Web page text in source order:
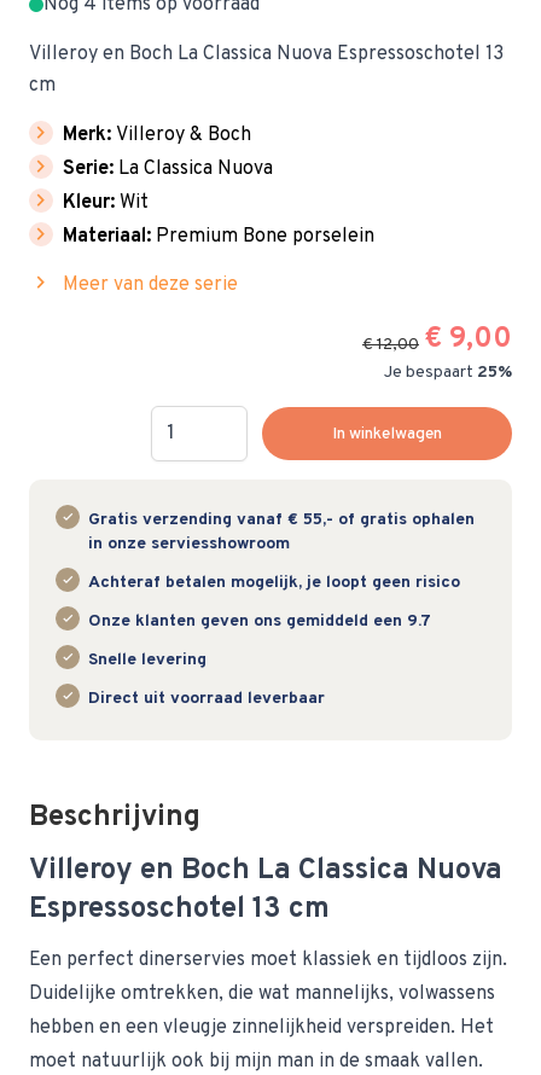
Nog 4 items op voorraad
Villeroy en Boch La Classica Nuova Espressoschotel 13
cm
chevron_right Merk: Villeroy & Boch
chevron_right Serie: La Classica Nuova
chevron_right Kleur: Wit
chevron_right Materiaal: Premium Bone porselein
chevron_right Meer van deze serie
€ 12,00 € 9,00
Je bespaart 25%
Hoeveelheid
In winkelwagen
Gratis verzending vanaf € 55,- of gratis ophalen
in onze serviesshowroom
Achteraf betalen mogelijk, je loopt geen risico
Onze klanten geven ons gemiddeld een 9.7
Snelle levering
Direct uit voorraad leverbaar
Beschrijving
Villeroy en Boch La Classica Nuova
Espressoschotel 13 cm
Een perfect dinerservies moet klassiek en tijdloos zijn.
Duidelijke omtrekken, die wat mannelijks, volwassens
hebben en een vleugje zinnelijkheid verspreiden. Het
moet natuurlijk ook bij mijn man in de smaak vallen.